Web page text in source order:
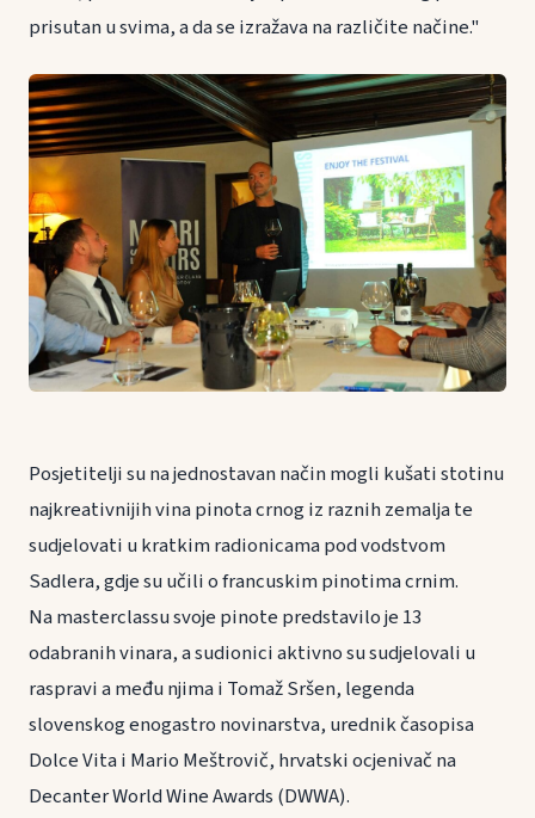
prisutan u svima, a da se izražava na različite načine."
Posjetitelji su na jednostavan način mogli kušati stotinu
najkreativnijih vina pinota crnog iz raznih zemalja te
sudjelovati u kratkim radionicama pod vodstvom
Sadlera, gdje su učili o francuskim pinotima crnim.
Na masterclassu svoje pinote predstavilo je 13
odabranih vinara, a sudionici aktivno su sudjelovali u
raspravi a među njima i Tomaž Sršen, legenda
slovenskog enogastro novinarstva, urednik časopisa
Dolce Vita i Mario Meštrovič, hrvatski ocjenivač na
Decanter World Wine Awards (DWWA).